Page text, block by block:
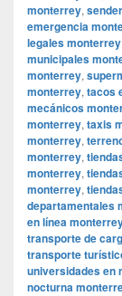
monterrey,
emergencia
legales monterrey
municipales
monterrey,
monterrey, tacos
mecánicos
monterrey, taxis
monterrey,
monterrey,
monterrey,
monterrey,
departamentales
en línea
transporte de
transporte
universidades en
nocturna